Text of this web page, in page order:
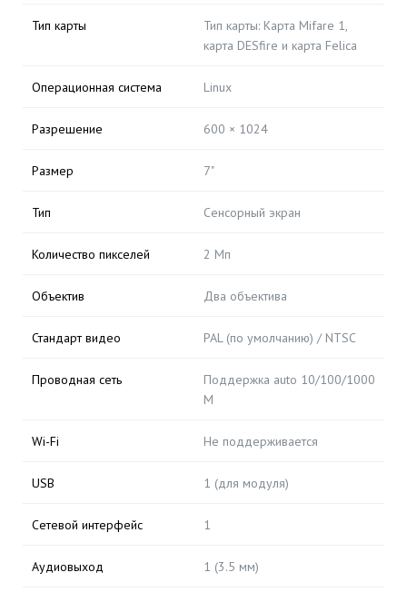
Тип карты
Тип карты: Карта Mifare 1,
карта DESfire и карта Felica
Операционная система Linux
Разрешение 600 × 1024
Размер 7"
Тип Cенсорный экран
Количество пикселей 2 Мп
Объектив Два объектива
Стандарт видео PAL (по умолчанию) / NTSC
Проводная сеть
Поддержка auto 10/100/1000
M
Wi-Fi Не поддерживается
USB 1 (для модуля)
Сетевой интерфейс 1
Аудиовыход 1 (3.5 мм)